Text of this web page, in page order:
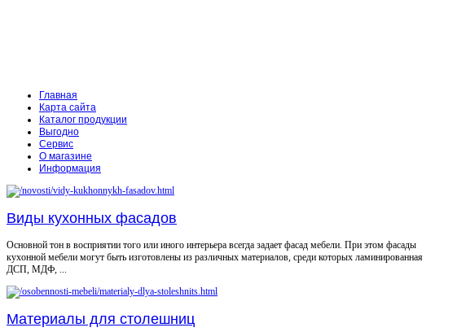
Главная
Карта сайта
Каталог продукции
Выгодно
Сервис
О магазине
Информация
Виды кухонных фасадов
Основной тон в восприятии того или иного интерьера всегда задает фасад мебели. При этом фасады
кухонной мебели могут быть изготовлены из различных материалов, среди которых ламинированная
ДСП, МДФ, ...
Материалы для столешниц